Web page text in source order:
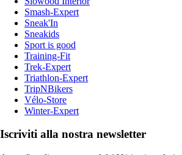
Smash-Expert
Sneak'In
Sneakids
Sport is good
Training-Fit
Trek-Expert
Triathlon-Expert
TripNBikers
Vélo-Store
Winter-Expert
Iscriviti alla nostra newsletter